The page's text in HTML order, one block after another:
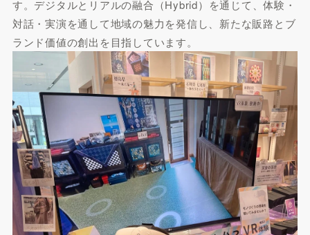
す。デジタルとリアルの融合（Hybrid）を通じて、体験・
対話・実演を通して地域の魅力を発信し、新たな販路とブ
ランド価値の創出を目指しています。